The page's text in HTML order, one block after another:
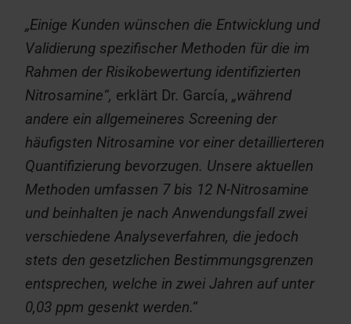
„Einige Kunden wünschen die Entwicklung und
Validierung spezifischer Methoden für die im
Rahmen der Risikobewertung identifizierten
Nitrosamine“, erklärt Dr. García, „während
andere ein allgemeineres Screening der
häufigsten Nitrosamine vor einer detaillierteren
Quantifizierung bevorzugen. Unsere aktuellen
Methoden umfassen 7 bis 12 N-Nitrosamine
und beinhalten je nach Anwendungsfall zwei
verschiedene Analyseverfahren, die jedoch
stets den gesetzlichen Bestimmungsgrenzen
entsprechen, welche in zwei Jahren auf unter
0,03 ppm gesenkt werden.“